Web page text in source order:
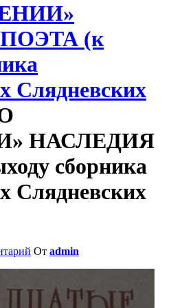
(к
Слядневских
НАСЛЕДИЯ
сборника
Слядневских
От admin